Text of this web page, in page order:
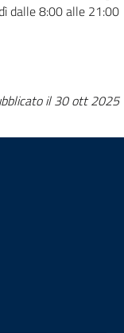
dalle 8:00 alle 21:00
il30 ott 2025